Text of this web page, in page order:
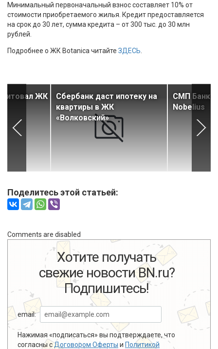
Минимальный первоначальный взнос составляет 10% от
стоимости приобретаемого жилья. Кредит предоставляется
на срок до 30 лет, сумма кредита – от 300 тыс. до 30 млн
рублей.
Подробнее о ЖК Botanica читайте ЗДЕСЬ
ЖК
Сбербанк даст ипотеку на
квартиры в ЖК
«Волковский»
СМП Банк
Nobelius
Поделитесь этой статьей:
Comments are disabled
Хотите получать
свежие новости BN.ru?
Подпишитесь!
email:
Нажимая «подписаться» вы подтверждаете, что
согласны сДоговором Оферты и Политикой